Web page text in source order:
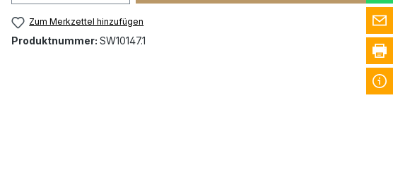
Zum Merkzettel hinzufügen
Produktnummer: SW10147.1